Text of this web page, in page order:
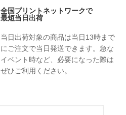
全国プリントネットワークで
最短当日出荷
当日出荷対象の商品は当日13時まで
にご注文で当日発送できます。急な
イベント時など、必要になった際は
ぜひご利用ください。